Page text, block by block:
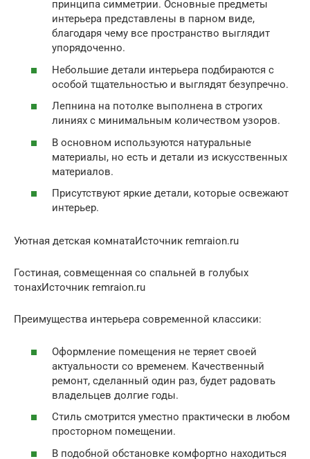
принципа симметрии. Основные предметы
интерьера представлены в парном виде,
благодаря чему все пространство выглядит
упорядоченно.
Небольшие детали интерьера подбираются с
особой тщательностью и выглядят безупречно.
Лепнина на потолке выполнена в строгих
линиях с минимальным количеством узоров.
В основном используются натуральные
материалы, но есть и детали из искусственных
материалов.
Присутствуют яркие детали, которые освежают
интерьер.
Уютная детская комнатаИсточник remraion.ru
Гостиная, совмещенная со спальней в голубых
тонахИсточник remraion.ru
Преимущества интерьера современной классики:
Оформление помещения не теряет своей
актуальности со временем. Качественный
ремонт, сделанный один раз, будет радовать
владельцев долгие годы.
Стиль смотрится уместно практически в любом
просторном помещении.
В подобной обстановке комфортно находиться